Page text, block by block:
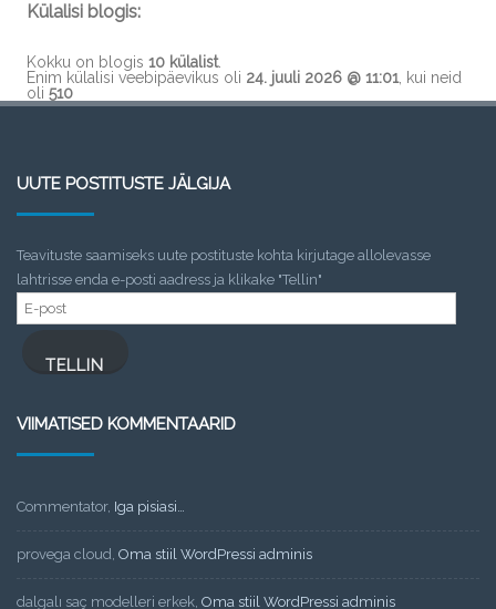
Külalisi blogis:
Kokku on blogis 10 külalist.
Enim külalisi veebipäevikus oli 24. juuli 2026 @ 11:01 , kui neid
oli 510
UUTE POSTITUSTE JÄLGIJA
Teavituste saamiseks uute postituste kohta kirjutage allolevasse
lahtrisse enda e-posti aadress ja klikake "Tellin"
E-
post
TELLIN
VIIMATISED KOMMENTAARID
Commentator, Iga pisiasi…
provega cloud, Oma stiil WordPressi adminis
dalgalı saç modelleri erkek, Oma stiil WordPressi adminis